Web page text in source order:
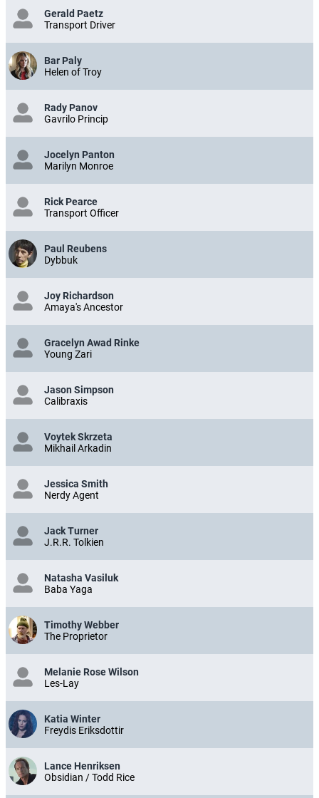
Gerald Paetz
Transport Driver
Bar Paly
Helen of Troy
Rady Panov
Gavrilo Princip
Jocelyn Panton
Marilyn Monroe
Rick Pearce
Transport Officer
Paul Reubens
Dybbuk
Joy Richardson
Amaya's Ancestor
Gracelyn Awad Rinke
Young Zari
Jason Simpson
Calibraxis
Voytek Skrzeta
Mikhail Arkadin
Jessica Smith
Nerdy Agent
Jack Turner
J.R.R. Tolkien
Natasha Vasiluk
Baba Yaga
Timothy Webber
The Proprietor
Melanie Rose Wilson
Les-Lay
Katia Winter
Freydis Eriksdottir
Lance Henriksen
Obsidian / Todd Rice